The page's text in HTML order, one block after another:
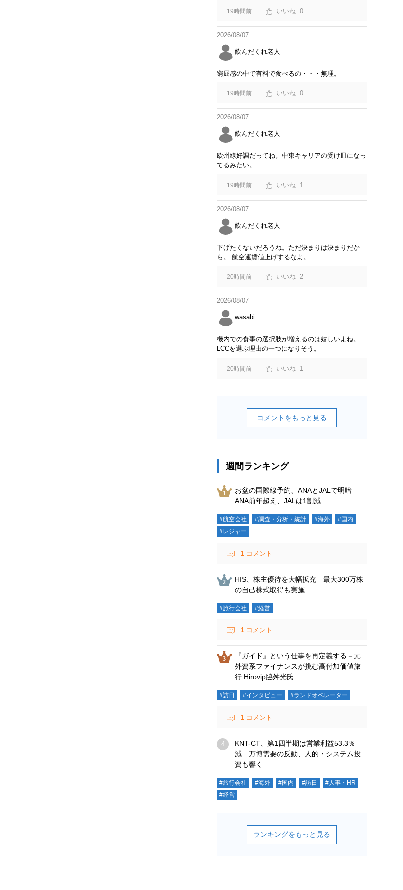
19時間前 0
2026/08/07
飲んだくれ老人
窮屈感の中で有料で食べるの・・・無理。
19時間前 0
2026/08/07
飲んだくれ老人
欧州線好調だってね。中東キャリアの受け皿になっ
てるみたい。
19時間前 1
2026/08/07
飲んだくれ老人
下げたくないだろうね。ただ決まりは決まりだか
ら。 航空運賃値上げするなよ。
20時間前 2
2026/08/07
wasabi
機内での食事の選択肢が増えるのは嬉しいよね。
LCCを選ぶ理由の一つになりそう。
20時間前 1
コメントをもっと見る
週間ランキング
お盆の国際線予約、ANAとJALで明暗
ANA前年超え、JALは1割減
#航空会社 #調査・分析・統計 #海外
#国内
#レジャー
1 コメント
HIS、株主優待を大幅拡充 最大300万株
の自己株式取得も実施
#旅行会社 #経営
1 コメント
『ガイド』という仕事を再定義する－元
外資系ファイナンスが挑む高付加価値旅
行 Hirovip脇舛光氏
#訪日 #インタビュー #ランドオペレーター
1 コメント
KNT-CT、第1四半期は営業利益53.3％
減 万博需要の反動、人的・システム投
資も響く
#旅行会社 #海外 #国内 #訪日
#人事・HR
#経営